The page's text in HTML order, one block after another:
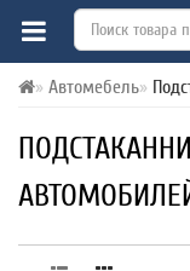
Автомебель